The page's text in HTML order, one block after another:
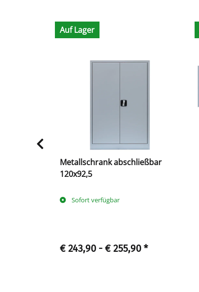
Auf Lager
Metallschrank abschließbar
120x92,5
Sofort verfügbar
€ 243,90 - € 255,90 *